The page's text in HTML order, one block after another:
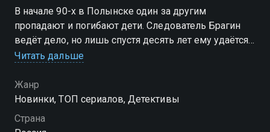
В начале 90-х в Полынске один за другим
пропадают и погибают дети. Следователь Брагин
ведёт дело, но лишь спустя десять лет ему удаётся
найти подозреваемого. Суд приближается, в зале —
эксперт Широков ставит под сомнение версию
следствия: он уверен, что за решёткой оказался не
тот. Используя свои знания, Широков собирает
психологический портрет настоящего убийцы и
Читать дальше
Жанр
Новинки, ТОП сериалов, Детективы
Страна